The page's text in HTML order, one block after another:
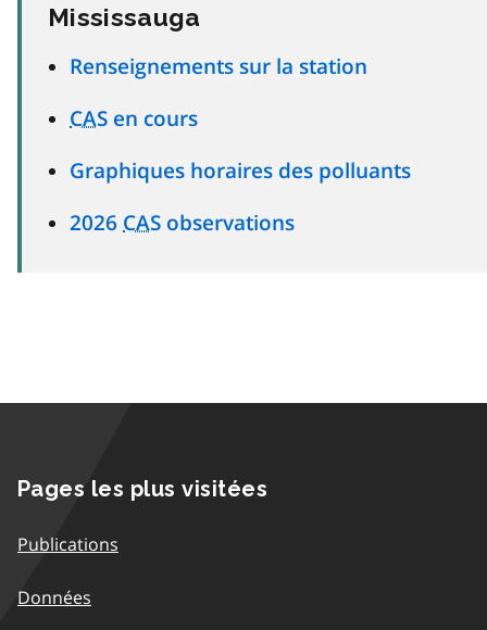
Mississauga
Renseignements sur la station
CAS en cours
Graphiques horaires des polluants
2026 CAS observations
Pages les plus visitées
Publications
Données